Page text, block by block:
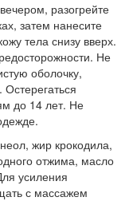
разогрейте
затем нанесите
тела снизу вверх.
Не
оболочку,
до 14 лет. Не
жир крокодила,
отжима, масло
усиления
с массажем